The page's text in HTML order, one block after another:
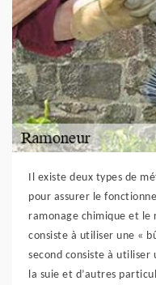
Il existe deux types de
pour assurer le
ramonage chimique et le
consiste à utiliser une «
second consiste à utiliser
la suie et d’autres